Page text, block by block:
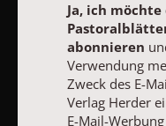
Ja, ich
abonnieren
Verwendung
Zweck des E-
Verlag Herder
E-Mail-